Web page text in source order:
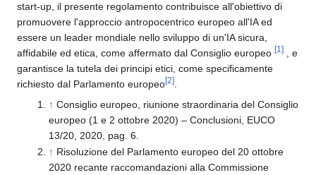
start-up, il presente regolamento contribuisce all'obiettivo di
promuovere l'approccio antropocentrico europeo all'IA ed
essere un leader mondiale nello sviluppo di un'IA sicura,
affidabile ed etica, come affermato dal Consiglio europeo [1]
, e
garantisce la tutela dei principi etici, come specificamente
richiesto dal Parlamento europeo[2]
↑ Consiglio europeo, riunione straordinaria del Consiglio
europeo (1 e 2 ottobre 2020) – Conclusioni, EUCO
13/20, 2020, pag. 6.
↑ Risoluzione del Parlamento europeo del 20 ottobre
2020 recante raccomandazioni alla Commissione